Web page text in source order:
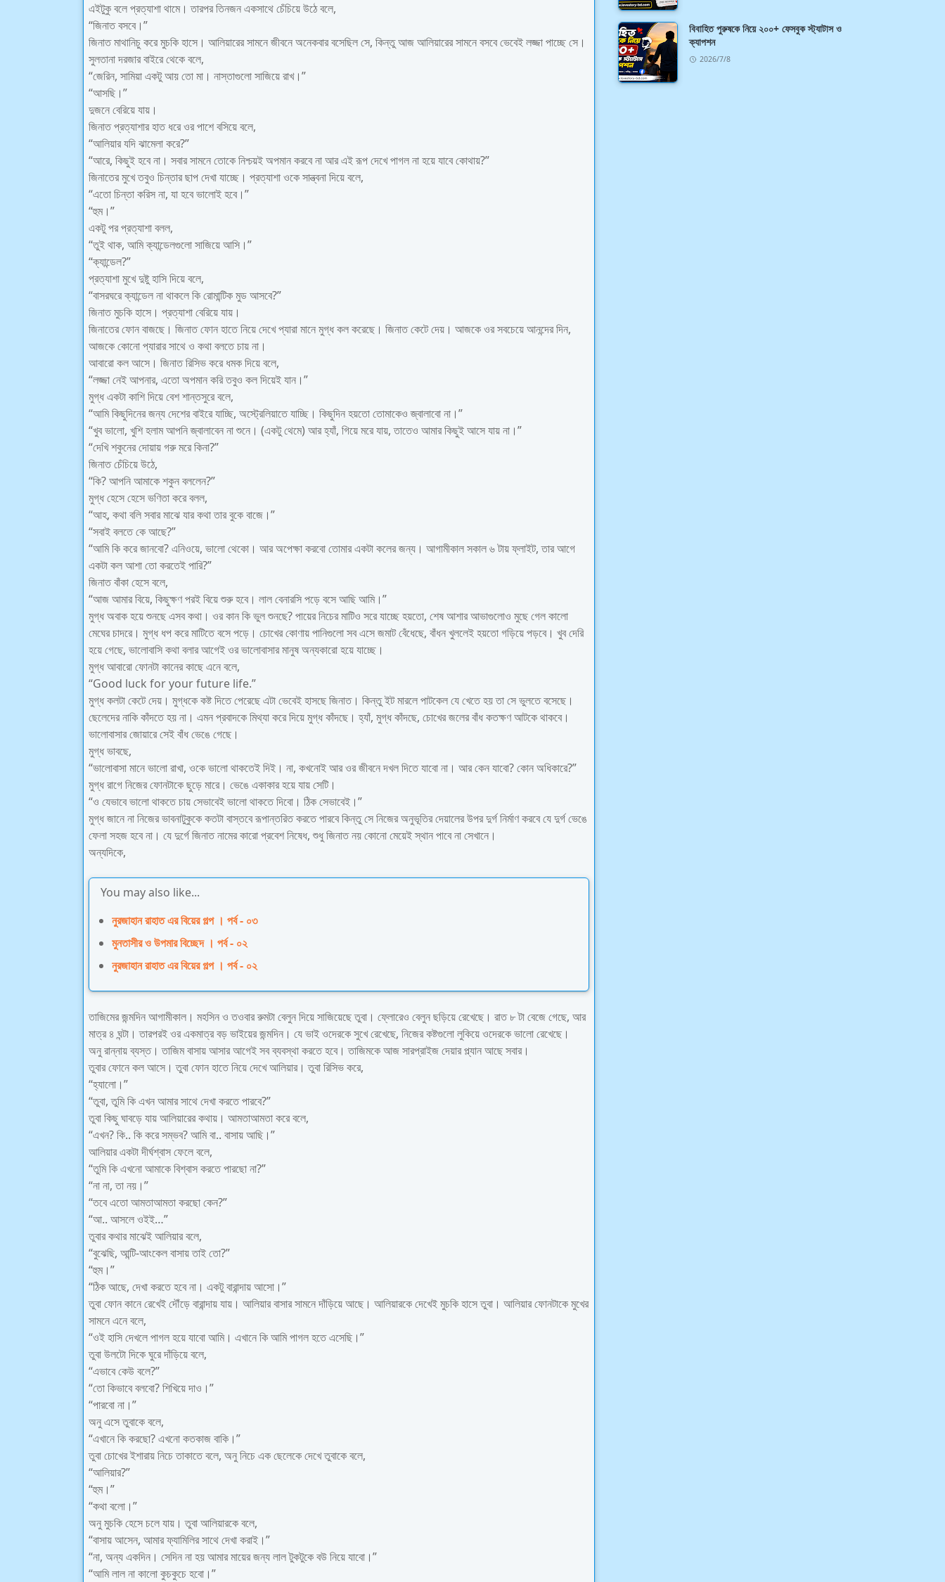
এইটুকু বলে প্রত্যাশা থামে। তারপর তিনজন একসাথে চেঁচিয়ে উঠে বলে,
“জিনাত বসবে।”
জিনাত মাথানিচু করে মুচকি হাসে। আলিয়ারের সামনে জীবনে অনেকবার বসেছিল সে, কিন্তু আজ আলিয়ারের সামনে বসবে ভেবেই লজ্জা পাচ্ছে সে।
সুলতানা দরজার বাইরে থেকে বলে,
“জেরিন, সামিয়া একটু আয় তো মা। নাস্তাগুলো সাজিয়ে রাখ।”
“আসছি।”
দুজনে বেরিয়ে যায়।
জিনাত প্রত্যাশার হাত ধরে ওর পাশে বসিয়ে বলে,
“আলিয়ার যদি ঝামেলা করে?”
“আরে, কিছুই হবে না। সবার সামনে তোকে নিশ্চয়ই অপমান করবে না আর এই রূপ দেখে পাগল না হয়ে যাবে কোথায়?”
জিনাতের মুখে তবুও চিন্তার ছাপ দেখা যাচ্ছে। প্রত্যাশা ওকে সান্ত্বনা দিয়ে বলে,
“এতো চিন্তা করিস না, যা হবে ভালোই হবে।”
“হুম।”
একটু পর প্রত্যাশা বলল,
“তুই থাক, আমি ক্যান্ডেলগুলো সাজিয়ে আসি।”
“ক্যান্ডেল?”
প্রত্যাশা মুখে দুষ্টু হাসি দিয়ে বলে,
“বাসরঘরে ক্যান্ডেল না থাকলে কি রোমান্টিক মুড আসবে?”
জিনাত মুচকি হাসে। প্রত্যাশা বেরিয়ে যায়।
জিনাতের ফোন বাজছে। জিনাত ফোন হাতে নিয়ে দেখে প্যারা মানে মুগ্ধ কল করেছে। জিনাত কেটে দেয়। আজকে ওর সবচেয়ে আনন্দের দিন,
আজকে কোনো প্যারার সাথে ও কথা বলতে চায় না।
আবারো কল আসে। জিনাত রিসিভ করে ধমক দিয়ে বলে,
“লজ্জা নেই আপনার, এতো অপমান করি তবুও কল দিয়েই যান।”
মুগ্ধ একটা কাশি দিয়ে বেশ শান্তসুরে বলে,
“আমি কিছুদিনের জন্য দেশের বাইরে যাচ্ছি, অস্ট্রেলিয়াতে যাচ্ছি। কিছুদিন হয়তো তোমাকেও জ্বালাবো না।”
“খুব ভালো, খুশি হলাম আপনি জ্বালাবেন না শুনে। (একটু থেমে) আর হ্যাঁ, গিয়ে মরে যায়, তাতেও আমার কিছুই আসে যায় না।”
“দেখি শকুনের দোয়ায় গরু মরে কিনা?”
জিনাত চেঁচিয়ে উঠে,
“কি? আপনি আমাকে শকুন বললেন?”
মুগ্ধ হেসে হেসে ভণিতা করে বলল,
“আহ, কথা বলি সবার মাঝে যার কথা তার বুকে বাজে।”
“সবাই বলতে কে আছে?”
“আমি কি করে জানবো? এনিওয়ে, ভালো থেকো। আর অপেক্ষা করবো তোমার একটা কলের জন্য। আগামীকাল সকাল ৬ টায় ফ্লাইট, তার আগে
একটা কল আশা তো করতেই পারি?”
জিনাত বাঁকা হেসে বলে,
“আজ আমার বিয়ে, কিছুক্ষণ পরই বিয়ে শুরু হবে। লাল বেনারসি পড়ে বসে আছি আমি।”
মুগ্ধ অবাক হয়ে শুনছে এসব কথা। ওর কান কি ভুল শুনছে? পায়ের নিচের মাটিও সরে যাচ্ছে হয়তো, শেষ আশার আভাগুলোও মুছে গেল কালো
মেঘের চাদরে। মুগ্ধ ধপ করে মাটিতে বসে পড়ে। চোখের কোণায় পানিগুলো সব এসে জমাট বেঁধেছে, বাঁধন খুললেই হয়তো গড়িয়ে পড়বে। খুব দেরি
হয়ে গেছে, ভালোবাসি কথা বলার আগেই ওর ভালোবাসার মানুষ অন্যকারো হয়ে যাচ্ছে।
মুগ্ধ আবারো ফোনটা কানের কাছে এনে বলে,
“Good luck for your future life.”
মুগ্ধ কলটা কেটে দেয়। মুগ্ধকে কষ্ট দিতে পেরেছে এটা ভেবেই হাসছে জিনাত। কিন্তু ইট মারলে পাটকেল যে খেতে হয় তা সে ভুলতে বসেছে।
ছেলেদের নাকি কাঁদতে হয় না। এমন প্রবাদকে মিথ্যা করে দিয়ে মুগ্ধ কাঁদছে। হ্যাঁ, মুগ্ধ কাঁদছে, চোখের জলের বাঁধ কতক্ষণ আটকে থাকবে।
ভালোবাসার জোয়ারে সেই বাঁধ ভেঙে গেছে।
মুগ্ধ ভাবছে,
“ভালোবাসা মানে ভালো রাখা, ওকে ভালো থাকতেই দিই। না, কখনোই আর ওর জীবনে দখল দিতে যাবো না। আর কেন যাবো? কোন অধিকারে?”
মুগ্ধ রাগে নিজের ফোনটাকে ছুড়ে মারে। ভেঙে একাকার হয়ে যায় সেটি।
“ও যেভাবে ভালো থাকতে চায় সেভাবেই ভালো থাকতে দিবো। ঠিক সেভাবেই।”
মুগ্ধ জানে না নিজের ভাবনাটুকুকে কতটা বাস্তবে রূপান্তরিত করতে পারবে কিন্তু সে নিজের অনুভূতির দেয়ালের উপর দুর্গ নির্মাণ করবে যে দুর্গ ভেঙে
ফেলা সহজ হবে না। যে দুর্গে জিনাত নামের কারো প্রবেশ নিষেধ, শুধু জিনাত নয় কোনো মেয়েই স্থান পাবে না সেখানে।
অন্যদিকে,
You may also like...
নুরজাহান রাহাত এর বিয়ের গল্প । পর্ব - ০৩
মুনতাসীর ও উপমার বিচ্ছেদ । পর্ব - ০২
নুরজাহান রাহাত এর বিয়ের গল্প । পর্ব - ০২
তাজিমের জন্মদিন আগামীকাল। মহসিন ও তওবার রুমটা বেলুন দিয়ে সাজিয়েছে তুবা। ফ্লোরেও বেলুন ছড়িয়ে রেখেছে। রাত ৮ টা বেজে গেছে, আর
মাত্র ৪ ঘন্টা। তারপরই ওর একমাত্র বড় ভাইয়ের জন্মদিন। যে ভাই ওদেরকে সুখে রেখেছে, নিজের কষ্টগুলো লুকিয়ে ওদেরকে ভালো রেখেছে।
অনু রান্নায় ব্যস্ত। তাজিম বাসায় আসার আগেই সব ব্যবস্থা করতে হবে। তাজিমকে আজ সারপ্রাইজ দেয়ার প্ল্যান আছে সবার।
তুবার ফোনে কল আসে। তুবা ফোন হাতে নিয়ে দেখে আলিয়ার। তুবা রিসিভ করে,
“হ্যালো।”
“তুবা, তুমি কি এখন আমার সাথে দেখা করতে পারবে?”
তুবা কিছু ঘাবড়ে যায় আলিয়ারের কথায়। আমতাআমতা করে বলে,
“এখন? কি.. কি করে সম্ভব? আমি বা.. বাসায় আছি।”
আলিয়ার একটা দীর্ঘশ্বাস ফেলে বলে,
“তুমি কি এখনো আমাকে বিশ্বাস করতে পারছো না?”
“না না, তা নয়।”
“তবে এতো আমতাআমতা করছো কেন?”
“আ.. আসলে ওইই…”
তুবার কথার মাঝেই আলিয়ার বলে,
“বুঝেছি, আন্টি-আংকেল বাসায় তাই তো?”
“হুম।”
“ঠিক আছে, দেখা করতে হবে না। একটু বারান্দায় আসো।”
তুবা ফোন কানে রেখেই দৌঁড়ে বারান্দায় যায়। আলিয়ার বাসার সামনে দাঁড়িয়ে আছে। আলিয়ারকে দেখেই মুচকি হাসে তুবা। আলিয়ার ফোনটাকে মুখের
সামনে এনে বলে,
“ওই হাসি দেখলে পাগল হয়ে যাবো আমি। এখানে কি আমি পাগল হতে এসেছি।”
তুবা উলটো দিকে ঘুরে দাঁড়িয়ে বলে,
“এভাবে কেউ বলে?”
“তো কিভাবে বলবো? শিখিয়ে দাও।”
“পারবো না।”
অনু এসে তুবাকে বলে,
“এখানে কি করছো? এখনো কতকাজ বাকি।”
তুবা চোখের ইশারায় নিচে তাকাতে বলে, অনু নিচে এক ছেলেকে দেখে তুবাকে বলে,
“আলিয়ার?”
“হুম।”
“কথা বলো।”
অনু মুচকি হেসে চলে যায়। তুবা আলিয়ারকে বলে,
“বাসায় আসেন, আমার ফ্যামিলির সাথে দেখা করাই।”
“না, অন্য একদিন। সেদিন না হয় আমার মায়ের জন্য লাল টুকটুকে বউ নিয়ে যাবো।”
“আমি লাল না কালো কুচকুচে হবো।”
বিবাহিত পুরুষকে নিয়ে ২০০+ ফেসবুক স্ট্যাটাস ও
ক্যাপশন
2026/7/8